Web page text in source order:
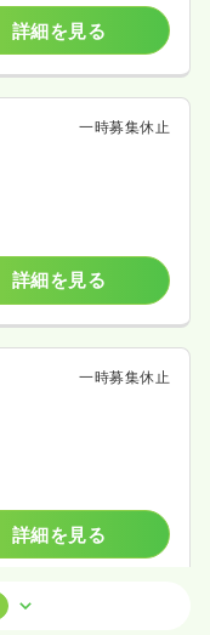
詳細を見る
一時募集休止
詳細を見る
一時募集休止
詳細を見る